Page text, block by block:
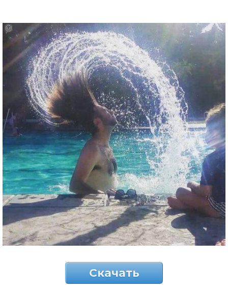
Скачать